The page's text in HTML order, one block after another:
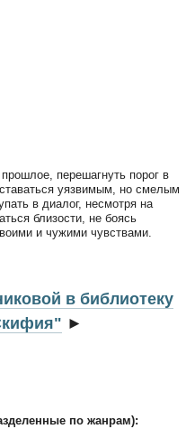
перешагнуть порог в
уязвимым, но смелым
в диалог, несмотря на
близости, не боясь
и чужими чувствами.
в библиотеку
►
по жанрам):